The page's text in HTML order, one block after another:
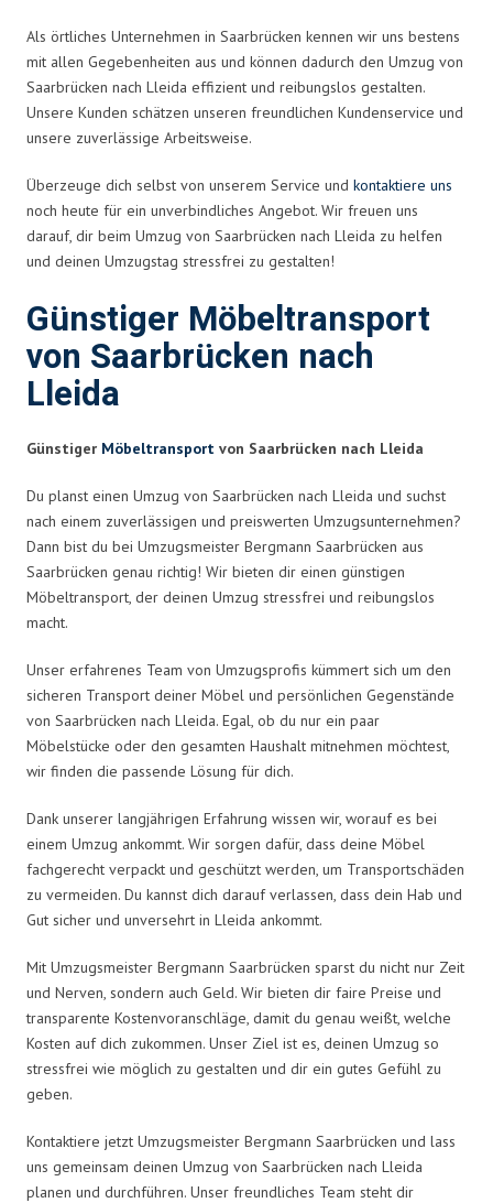
Als örtliches Unternehmen in Saarbrücken kennen wir uns bestens
mit allen Gegebenheiten aus und können dadurch den Umzug von
Saarbrücken nach Lleida effizient und reibungslos gestalten.
Unsere Kunden schätzen unseren freundlichen Kundenservice und
unsere zuverlässige Arbeitsweise.
Überzeuge dich selbst von unserem Service und kontaktiere uns
noch heute für ein unverbindliches Angebot. Wir freuen uns
darauf, dir beim Umzug von Saarbrücken nach Lleida zu helfen
und deinen Umzugstag stressfrei zu gestalten!
Günstiger Möbeltransport
von Saarbrücken nach
Lleida
Günstiger Möbeltransport von Saarbrücken nach Lleida
Du planst einen Umzug von Saarbrücken nach Lleida und suchst
nach einem zuverlässigen und preiswerten Umzugsunternehmen?
Dann bist du bei Umzugsmeister Bergmann Saarbrücken aus
Saarbrücken genau richtig! Wir bieten dir einen günstigen
Möbeltransport, der deinen Umzug stressfrei und reibungslos
macht.
Unser erfahrenes Team von Umzugsprofis kümmert sich um den
sicheren Transport deiner Möbel und persönlichen Gegenstände
von Saarbrücken nach Lleida. Egal, ob du nur ein paar
Möbelstücke oder den gesamten Haushalt mitnehmen möchtest,
wir finden die passende Lösung für dich.
Dank unserer langjährigen Erfahrung wissen wir, worauf es bei
einem Umzug ankommt. Wir sorgen dafür, dass deine Möbel
fachgerecht verpackt und geschützt werden, um Transportschäden
zu vermeiden. Du kannst dich darauf verlassen, dass dein Hab und
Gut sicher und unversehrt in Lleida ankommt.
Mit Umzugsmeister Bergmann Saarbrücken sparst du nicht nur Zeit
und Nerven, sondern auch Geld. Wir bieten dir faire Preise und
transparente Kostenvoranschläge, damit du genau weißt, welche
Kosten auf dich zukommen. Unser Ziel ist es, deinen Umzug so
stressfrei wie möglich zu gestalten und dir ein gutes Gefühl zu
geben.
Kontaktiere jetzt Umzugsmeister Bergmann Saarbrücken und lass
uns gemeinsam deinen Umzug von Saarbrücken nach Lleida
planen und durchführen. Unser freundliches Team steht dir